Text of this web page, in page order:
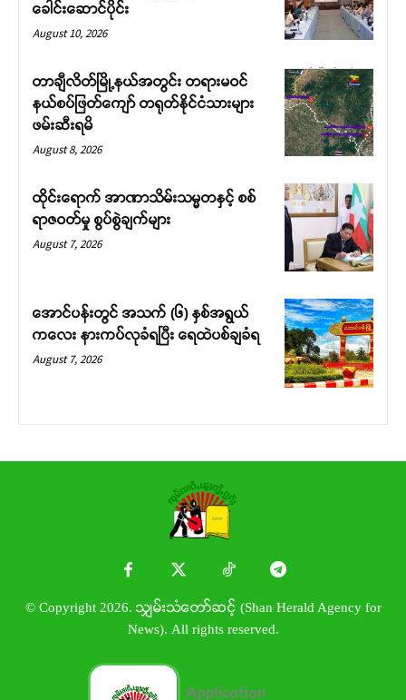
ခေါင်းဆောင်ပိုင်း
August 10, 2026
တာချီလိတ်မြို့နယ်အတွင်း တရားမဝင်
နယ်စပ်ဖြတ်ကျော် တရုတ်နိုင်ငံသားများ
ဖမ်းဆီးရမိ
August 8, 2026
ထိုင်းရောက် အာဏာသိမ်းသမ္မတနှင့် စစ်
ရာဇဝတ်မှု စွပ်စွဲချက်များ
August 7, 2026
အောင်ပန်းတွင် အသက် (၆) နှစ်အရွယ်
ကလေး နားကပ်လုခံရပြီး ရေထဲပစ်ချခံရ
August 7, 2026
© Copyright 2026. သျှမ်းသံတော်ဆင့် (Shan Herald Agency for
News). All rights reserved.